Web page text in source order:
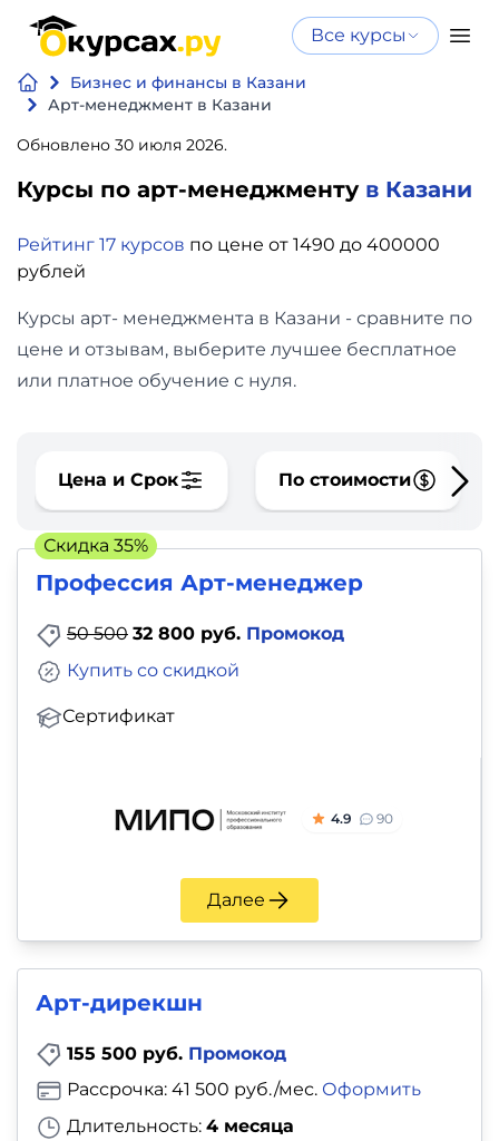
Все курсы
Бизнес и финансы в Казани
Арт-менеджмент в Казани
Обновлено 30 июля 2026.
Курсы по арт-менеджменту в Казани
Рейтинг 17 курсов по цене от 1490 до 400000
рублей
Курсы арт- менеджмента в Казани - сравните по
цене и отзывам, выберите лучшее бесплатное
или платное обучение с нуля.
Цена и Срок По стоимости
Профессия Арт-менеджер
50 500 32 800 руб. Промокод
Сертификат
Купить со скидкой
4.9 90
Далее
Скидка 35%
Арт‑дирекшн
155 500 руб. Промокод
Длительность: 4 месяца
Рассрочка: 41 500 руб./мес. Оформить
Нейросеть
и ИИ
и
Дизайн
Видео,
фото,
аудио
Маркетинг
Иностранный
язык
Красота,
здоровье,
Психология
и
саморазвитие
Прочее
Нейросеть и ИИ
интеллекту
Бесплатно